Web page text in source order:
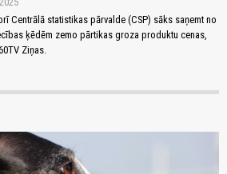
Centrālā statistikas pārvalde (CSP) sāks saņemt no
ķēdēm zemo pārtikas groza produktu cenas,
Ziņas.